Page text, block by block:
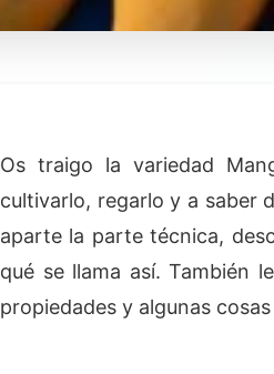
Os traigo la variedad
cultivarlo, regarlo y a saber
aparte la parte técnica,
qué se llama así. También
propiedades y algunas cosas